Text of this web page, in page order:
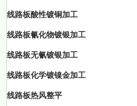
线路板酸性镀铜加工
线路板氰化物镀银加工
线路板无氰镀银加工
线路板化学镀镍金加工
线路板热风整平